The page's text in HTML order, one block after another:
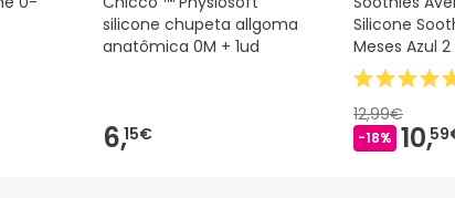
silicone chupeta allgoma
anatômica 0M + 1ud
6,15€
Silicone
Meses Azul
12,99€
-18% 10,